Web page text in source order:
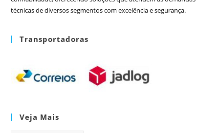
técnicas de diversos segmentos com excelência e segurança.
Transportadoras
Veja Mais